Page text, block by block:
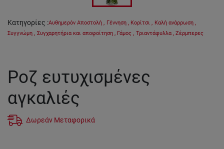
Κατηγορίες :Αυθημερόν Αποστολή , Γέννηση , Κορίτσι , Καλή ανάρρωση ,
Συγγνώμη , Συγχαρητήρια και αποφοίτηση , Γάμος , Τριαντάφυλλα , Ζέρμπερες
Ροζ ευτυχισμένες
αγκαλιές
Δωρεάν Μεταφορικά